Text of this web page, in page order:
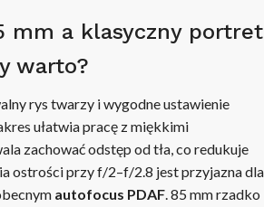
mm a klasyczny portret
warto?
rys twarzy i wygodne ustawienie
ułatwia pracę z miękkimi
zachować odstęp od tła, co redukuje
ostrości przy f/2–f/2.8 jest przyjazna dla
autofocus PDAF. 85 mm rzadko